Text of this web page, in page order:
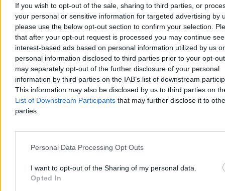
If you wish to opt-out of the sale, sharing to third parties, or
your personal or sensitive information for targeted advertising by
please use the below opt-out section to confirm your selection.
that after your opt-out request is processed you may continue
interest-based ads based on personal information utilized by us or
personal information disclosed to third parties prior to your opt-
may separately opt-out of the further disclosure of your personal
information by third parties on the IAB’s list of downstream
This information may also be disclosed by us to third parties on
List of Downstream Participants that may further disclose it to
parties.
Personal Data Processing Opt Outs
I want to opt-out of the Sharing of my personal data.
Opted In